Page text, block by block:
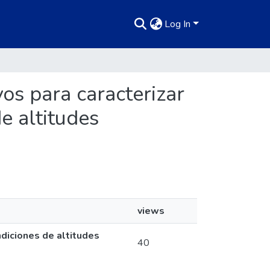
Log In
para caracterizar
altitudes
views
de altitudes
40